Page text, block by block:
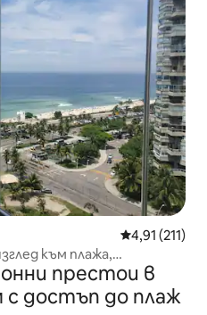
Средна
4,91 (211)
към плажа,
престои в
достъп до плаж